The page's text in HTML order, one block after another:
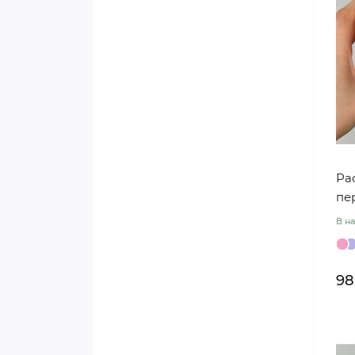
В